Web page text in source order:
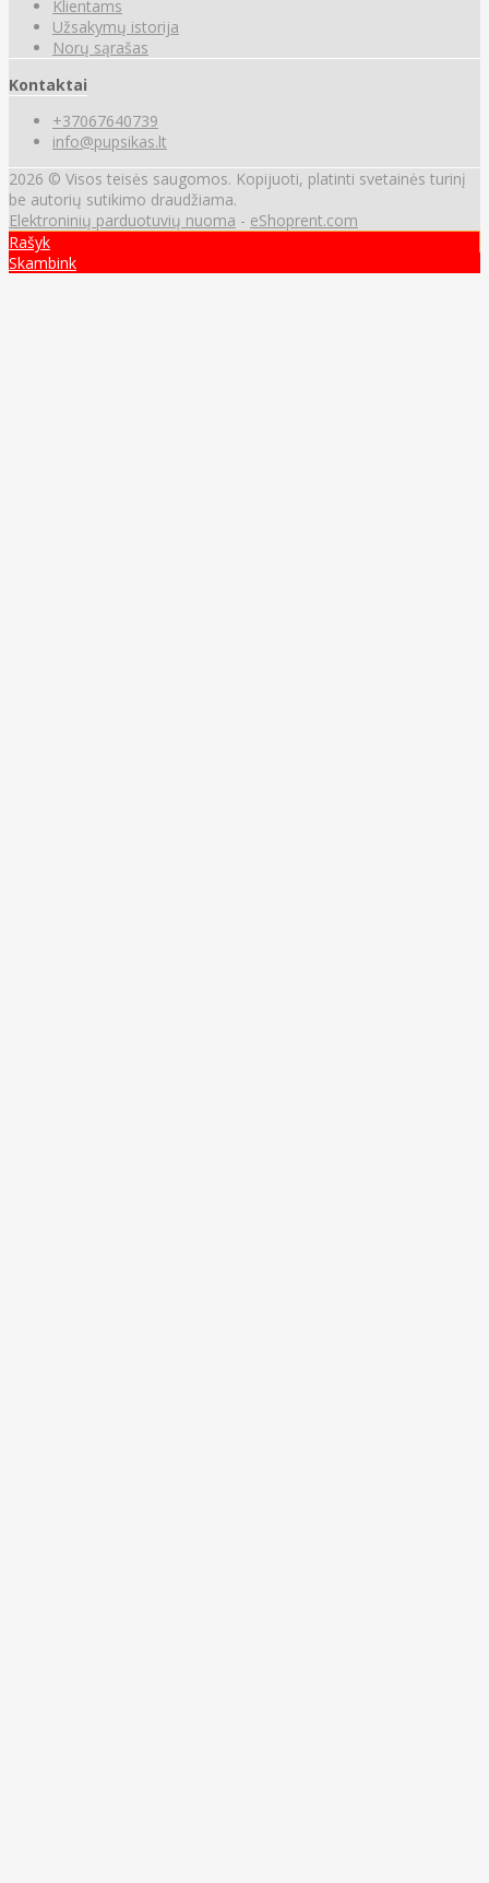
Klientams
Užsakymų istorija
Norų sąrašas
Kontaktai
+37067640739
info@pupsikas.lt
2026 © Visos teisės saugomos. Kopijuoti, platinti svetainės turinį
be autorių sutikimo draudžiama.
Elektroninių parduotuvių nuoma - eShoprent.com
Rašyk
Skambink